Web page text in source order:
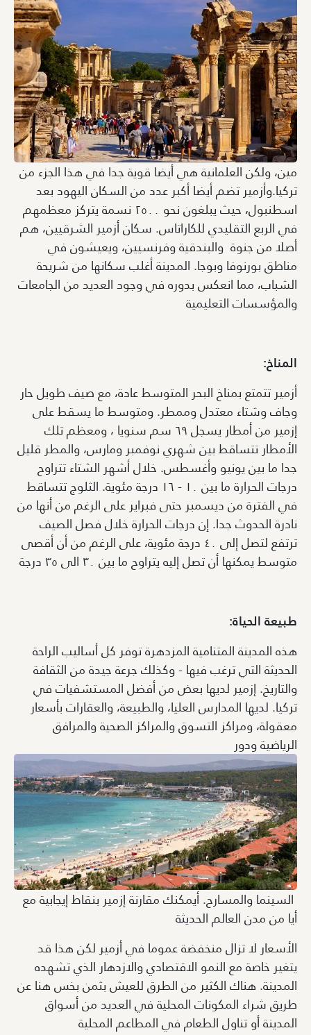
مين، ولكن العلمانية هي أيضا قوية جدا في هذا الجزء من
تركيا.وأزمير تضم أيضا أكبر عدد من السكان اليهود بعد
اسطنبول، حيث يبلغون نحو ٢٥٠٠ نسمة يتركز معظمهم
في الربع التقليدي للكاراتاس. سكان أزمير الشرقيين، هم
أصلا من جنوة والبندقية وفرنسيين، ويعيشون في
مناطق بورنوفا وبوجا. المدينة أغلب سكانها من شريحة
الشباب، مما انعكس بدوره في وجود العديد من الجامعات
والمؤسسات التعليمية
المناخ:
أزمير تتمتع بمناخ البحر المتوسط عادة، مع صيف طويل حار
وجاف وشتاء معتدل وممطر. ومتوسط ما يسقط على
إزمير من أمطار يسجل ٦٩ سم سنويا ، ومعظم تلك
الأمطار تتساقط بين شهري نوفمبر ومارس، والمطر قليل
جدا ما بين يونيو وأغسطس. خلال أشهر الشتاء تتراوح
درجات الحرارة ما بين ١٠ - ١٦ درجة مئوية. الثلوج تتساقط
في الفترة من ديسمبر حتى فبراير على الرغم من أنها من
نادرة الحدوث جدا. إن درجات الحرارة خلال فصل الصيف
ترتفع لتصل إلى ٤٠ درجة مئوية، على الرغم من أن أقصى
متوسط يمكنها أن تصل إليه يتراوح ما بين ٣٠ الى ٣٥ درجة
طبيعة الحياة:
هذه المدينة المتنامية المزدهرة توفر كل أساليب الراحة
الحديثة التي ترغب فيها - وكذلك جرعة جيدة من الثقافة
والتاريخ. إزمير لديها بعض من أفضل المستشفيات في
تركيا. لديها المدارس العليا، والطبيعة، والعقارات بأسعار
معقولة، ومراكز التسوق والمراكز الصحية والمرافق
الرياضية ودور
السينما والمسارح. أيمكنك مقارنة إزمير بنقاط إيجابية مع
أيا من مدن العالم الحديثة
الأسعار لا تزال منخفضة عموما في أزمير لكن هذا قد
يتغير خاصة مع النمو الاقتصادي والازدهار الذي تشهده
المدينة. هناك الكثير من الطرق للعيش بثمن بخس هنا عن
طريق شراء المكونات المحلية في العديد من أسواق
المدينة أو تناول الطعام في المطاعم المحلية